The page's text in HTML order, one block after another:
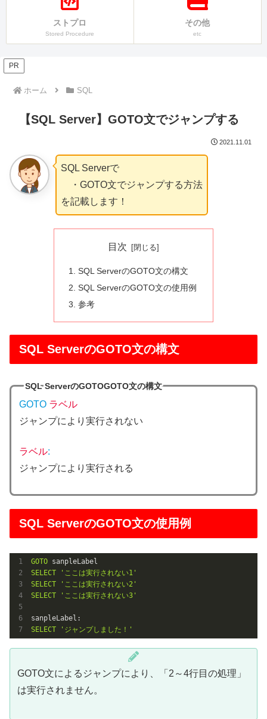
ストプロ
Stored Procedure
その他
etc
PR
ホーム SQL
【SQL Server】GOTO文でジャンプする
2021.11.01
SQL Serverで
・GOTO文でジャンプする方法
を記載します！
目次
SQL ServerのGOTO文の構文
SQL ServerのGOTO文の使用例
参考
SQL ServerのGOTO文の構文
SQL ServerのGOTOGOTO文の構文
GOTO ラベル
ジャンプにより実行されない
ラベル:
ジャンプにより実行される
SQL ServerのGOTO文の使用例
GOTO
SELECT
'ここは実行されない1'
SELECT
'ここは実行されない2'
SELECT
'ここは実行されない3'
SELECT
'ジャンプしました！'
GOTO文によるジャンプにより、「2～4行目の処理」
は実行されません。